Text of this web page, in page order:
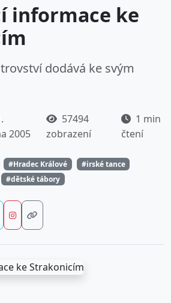
informace ke
dodává ke svým
2005
57494
zobrazení
1 min
čtení
#Hradec Králové
#irské tance
#dětské tábory